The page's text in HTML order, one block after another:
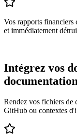
Vos rapports financiers
et immédiatement
Intégrez vos
Rendez vos fichiers de
GitHub ou contextes